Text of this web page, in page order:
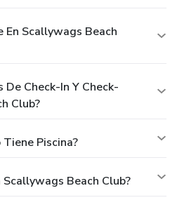
En Scallywags Beach
De Check-In Y Check-
Club?
Piscina?
Beach Club?